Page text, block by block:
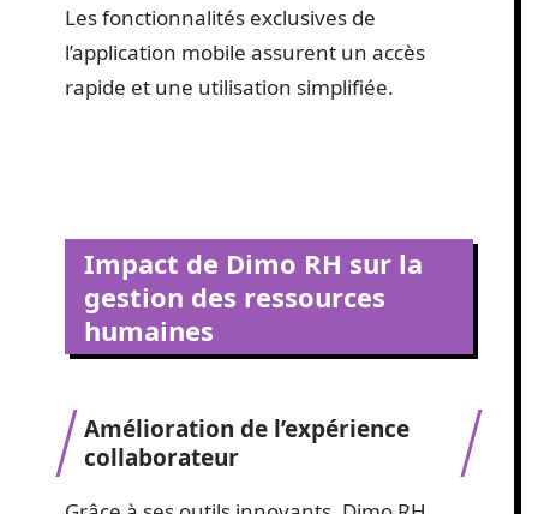
Les fonctionnalités exclusives de
l’application mobile assurent un accès
rapide et une utilisation simplifiée.